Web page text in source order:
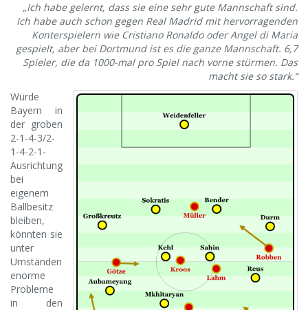
„Ich habe gelernt, dass sie eine sehr gute Mannschaft sind.
Ich habe auch schon gegen Real Madrid mit hervorragenden
Konterspielern wie Cristiano Ronaldo oder Angel di Maria
gespielt, aber bei Dortmund ist es die ganze Mannschaft. 6,7
Spieler, die da 1000-mal pro Spiel nach vorne stürmen. Das
macht sie so stark.“
Würde
Bayern in
der groben
2-1-4-3/2-
1-4-2-1-
Ausrichtung
bei
eigenem
Ballbesitz
bleiben,
könnten sie
unter
Umständen
enorme
Probleme
in den